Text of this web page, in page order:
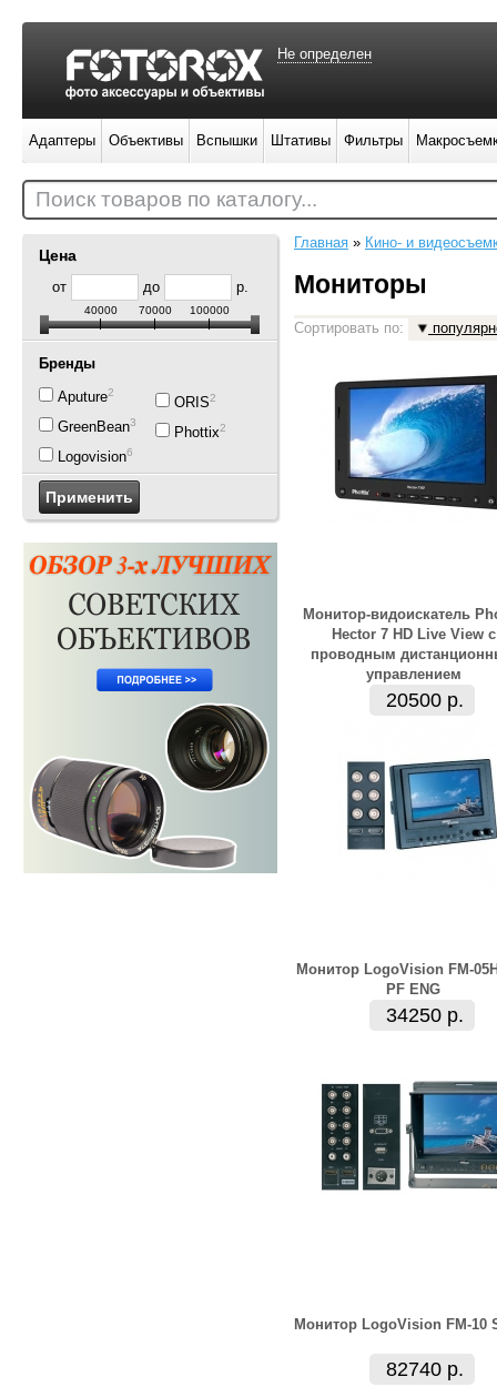
Цена
от до р.
40000 70000 100000
Бренды
Aputure2
GreenBean3
Logovision6
ORIS2
Phottix2
Главная » Кино- и
Мониторы
Сортировать по:
Монитор-видоискатель
Hector 7 HD Live View с
проводным
управлением
20500 р.
Монитор LogoVision FM-
PF ENG
34250 р.
Монитор LogoVision FM-10
82740 р.
Не определен
Адаптеры Объективы Вспышки Штативы Фильтры
Поиск товаров по каталогу...